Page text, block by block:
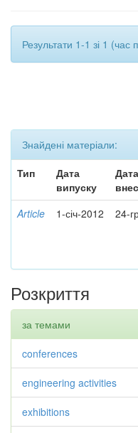
Результати 1-1 зі 1
Знайдені матеріали:
Тип
Дата
випуску
Дата
Article 1-січ-2012 24-
Розкриття
за темами
conferences
engineering activities
exhibitions